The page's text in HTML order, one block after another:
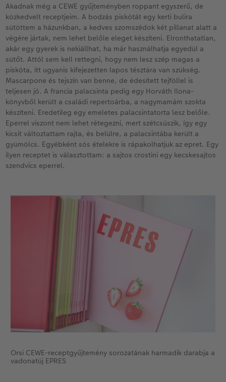
Akadnak még a CEWE gyűjteményben roppant egyszerű, de
közkedvelt receptjeim. A bodzás piskótát egy kerti bulira
sütöttem a házunkban, a kedves szomszédok két pillanat alatt a
végére jártak, nem lehet belőle eleget készíteni. Elronthatatlan,
akár egy gyerek is nekiállhat, ha már használhatja egyedül a
sütőt. Attól sem kell rettegni, hogy nem lesz szép magas a
piskóta, itt ugyanis kifejezetten lapos tésztára van szükség.
Mascarpone és tejszín van benne, de édesített tejföllel is
teljesen jó. A francia palacsinta pedig egy Horváth Ilona-
könyvből került a családi repertoárba, a nagymamám szokta
készíteni. Eredetileg egy emeletes palacsintatorta lesz belőle.
Eperrel viszont nem lehet rétegezni, mert szétcsúszik, így egy
kicsit változtattam rajta, és belülre, a palacsintába került a
gyümölcs. Egyébként sós ételekre is rápakolhatjuk az epret. Egy
ilyen receptet is választottam: a sajtos crostini egy kecskesajtos
szendvics eperrel.
Orsi CEWE-receptgyűjtemény sorozatának harmadik darabja a
vadonatúj EPRES